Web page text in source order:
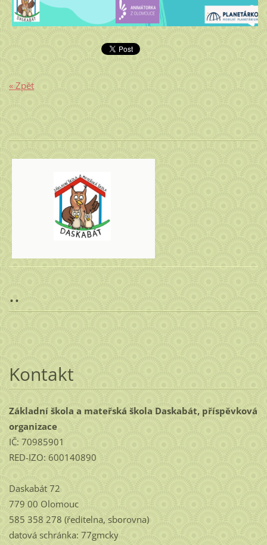
« Zpět
..
Kontakt
Základní škola a mateřská škola Daskabát, příspěvková
organizace
IČ: 70985901
RED-IZO: 600140890
Daskabát 72
779 00 Olomouc
585 358 278 (ředitelna, sborovna)
datová schránka: 77gmcky